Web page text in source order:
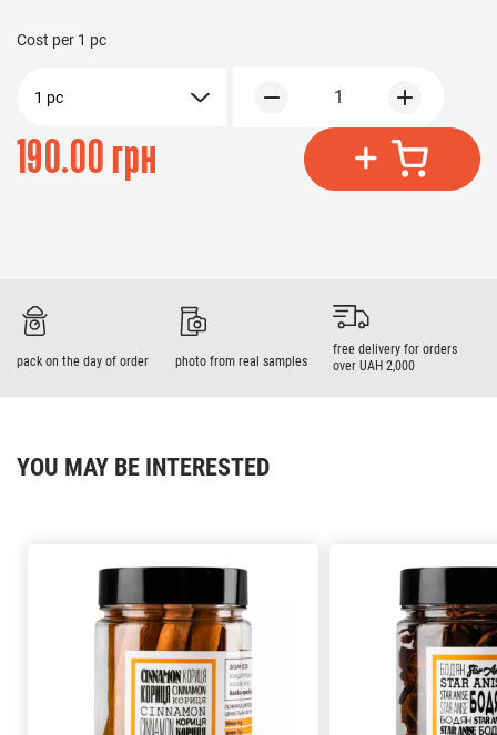
Cost per 1 pc
1 pc 1
190.00 грн
pack on the day of order photo from real samples
free delivery for orders
over UAH 2,000
YOU MAY BE INTERESTED